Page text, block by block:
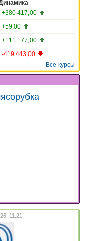
+380 417,00
+59,00
+111 177,00
-419 443,00
Все курсы
11:21